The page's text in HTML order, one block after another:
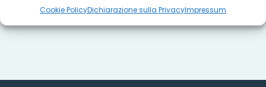
Cookie PolicyDichiarazione sulla PrivacyImpressum